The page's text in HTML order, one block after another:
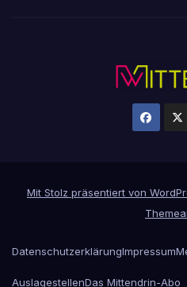
Mit Stolz präsentiert von
DatenschutzerklärungImpressum
AuslagestellenDas Mittendrin-Abo